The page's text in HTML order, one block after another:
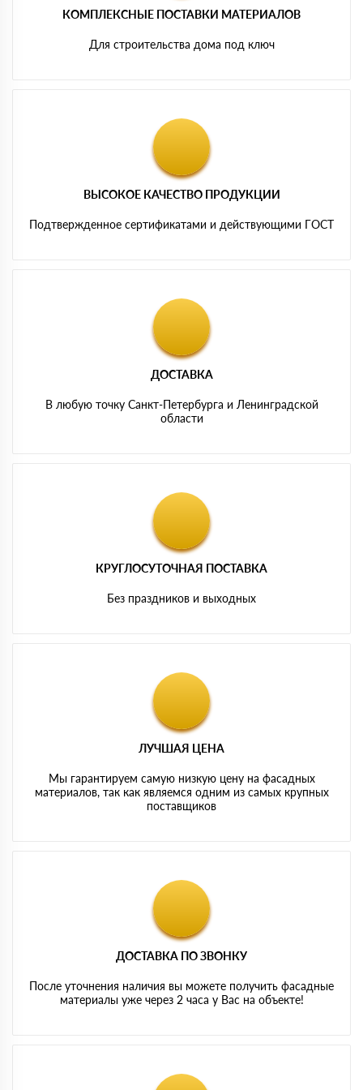
КОМПЛЕКСНЫЕ ПОСТАВКИ МАТЕРИАЛОВ
Для строительства дома под ключ
ВЫСОКОЕ КАЧЕСТВО ПРОДУКЦИИ
Подтвержденное сертификатами и действующими ГОСТ
ДОСТАВКА
В любую точку Санкт-Петербурга и Ленинградской
области
КРУГЛОСУТОЧНАЯ ПОСТАВКА
Без праздников и выходных
ЛУЧШАЯ ЦЕНА
Мы гарантируем самую низкую цену на фасадных
материалов, так как являемся одним из самых крупных
поставщиков
ДОСТАВКА ПО ЗВОНКУ
После уточнения наличия вы можете получить фасадные
материалы уже через 2 часа у Вас на объекте!